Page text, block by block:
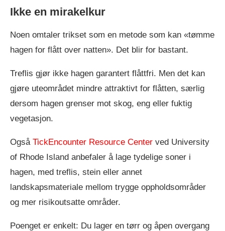
Ikke en mirakelkur
Noen omtaler trikset som en metode som kan «tømme
hagen for flått over natten». Det blir for bastant.
Treflis gjør ikke hagen garantert flåttfri. Men det kan
gjøre uteområdet mindre attraktivt for flåtten, særlig
dersom hagen grenser mot skog, eng eller fuktig
vegetasjon.
Også TickEncounter Resource Center ved University
of Rhode Island anbefaler å lage tydelige soner i
hagen, med treflis, stein eller annet
landskapsmateriale mellom trygge oppholdsområder
og mer risikoutsatte områder.
Poenget er enkelt: Du lager en tørr og åpen overgang